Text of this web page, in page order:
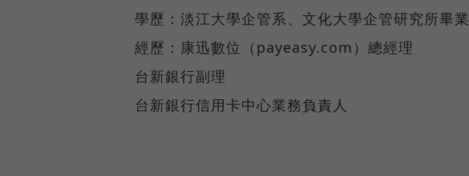
學歷：淡江大學企管系、文化大學企管研究所畢業
經歷：康迅數位（payeasy.com）總經理
台新銀行副理
台新銀行信用卡中心業務負責人